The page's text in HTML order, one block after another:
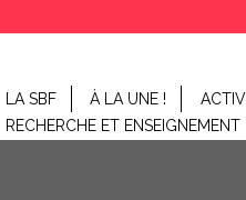
LA SBF À LA UNE !
RECHERCHE ET ENSEIGNEMENT